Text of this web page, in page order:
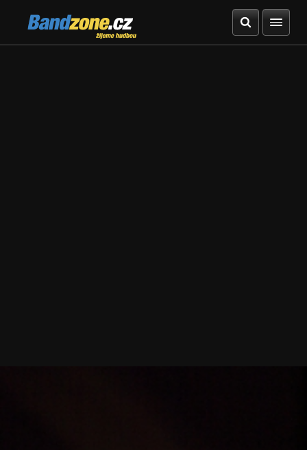
Bandzone.cz
žijeme hudbou